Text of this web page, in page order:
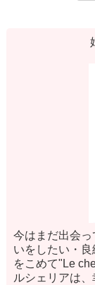
今はまだ出会
いをしたい・
をこめて"Le
ルシェリアは